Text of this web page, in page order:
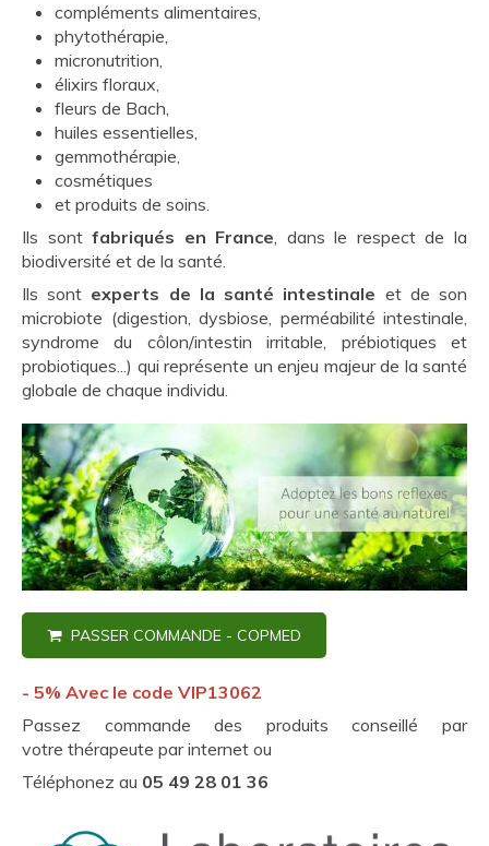
compléments alimentaires,
phytothérapie,
micronutrition,
élixirs floraux,
fleurs de Bach,
huiles essentielles,
gemmothérapie,
cosmétiques
et produits de soins.
Ils sontfabriqués en France, dans le respect de la
biodiversité et de la santé.
Ils sont experts de la santé intestinale et de son
microbiote (digestion, dysbiose, perméabilité intestinale,
syndrome du côlon/intestin irritable, prébiotiques et
probiotiques...) qui représente un enjeu majeur de la santé
globale de chaque individu.
PASSER COMMANDE - COPMED
- 5% Avec le code VIP13062
Passez commande des produits conseillé par
votre thérapeute par internet ou
Téléphonez au 05 49 28 01 36